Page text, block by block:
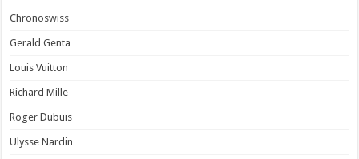
Chronoswiss
Gerald Genta
Louis Vuitton
Richard Mille
Roger Dubuis
Ulysse Nardin